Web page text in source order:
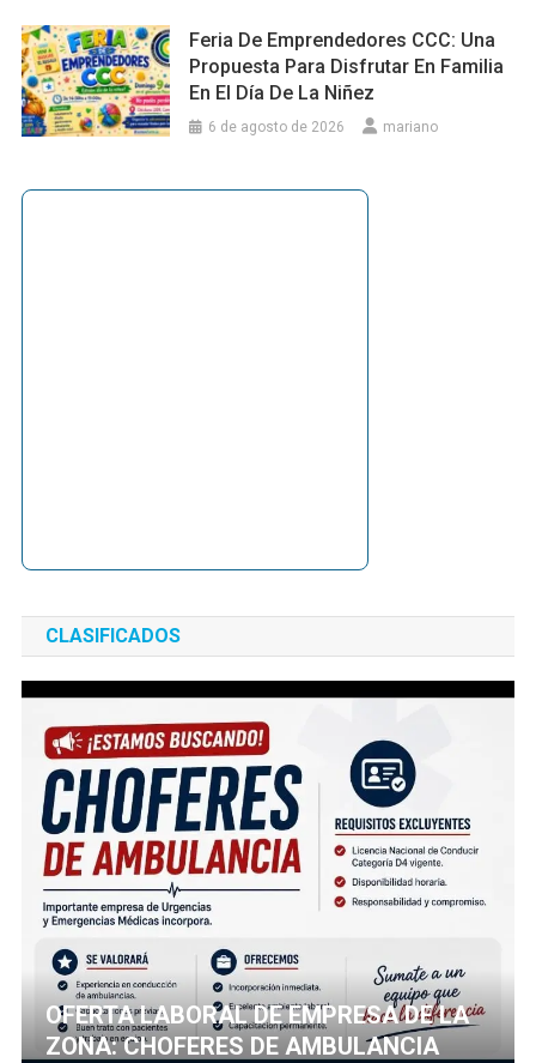
Feria De Emprendedores CCC: Una
Propuesta Para Disfrutar En Familia
En El Día De La Niñez
6 de agosto de 2026 mariano
CLASIFICADOS
OFERTA LABORAL DE EMPRESA DE LA
ZONA: CHOFERES DE AMBULANCIA